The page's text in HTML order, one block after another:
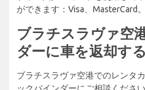
ができます：Visa、MasterCard。
ブラチスラヴァ空
ダーに車を返却す
ブラチスラヴァ空港でのレンタ
ックバインダーにご相談くださ